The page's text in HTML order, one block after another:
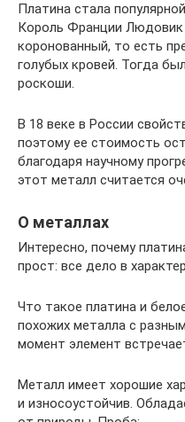
Платина стала
Король Франции Людовик
коронованный, то есть
голубых кровей. Тогда
роскоши.
В 18 веке в России
поэтому ее стоимость
благодаря научному
этот металл считается
О металлах
Интересно, почему
прост: все дело в
Что такое платина и
похожих металла с
момент элемент
Металл имеет хорошие
и износоустойчив.